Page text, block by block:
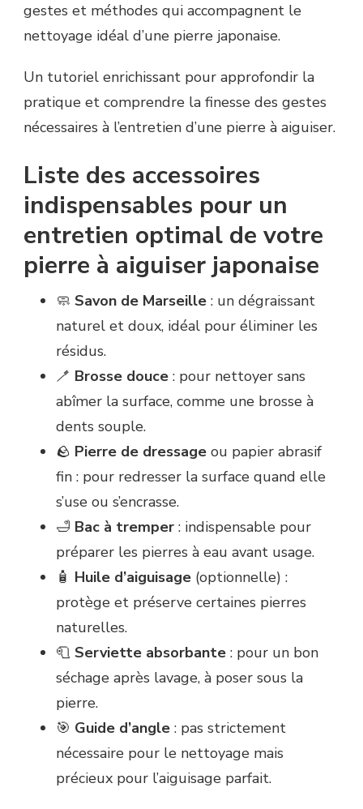
gestes et méthodes qui accompagnent le
nettoyage idéal d’une pierre japonaise.
Un tutoriel enrichissant pour approfondir la
pratique et comprendre la finesse des gestes
nécessaires à l’entretien d’une pierre à aiguiser.
Liste des accessoires
indispensables pour un
entretien optimal de votre
pierre à aiguiser japonaise
🧼 Savon de Marseille : un dégraissant
naturel et doux, idéal pour éliminer les
résidus.
🪥 Brosse douce : pour nettoyer sans
abîmer la surface, comme une brosse à
dents souple.
🪨 Pierre de dressage ou papier abrasif
fin : pour redresser la surface quand elle
s’use ou s’encrasse.
🛁 Bac à tremper : indispensable pour
préparer les pierres à eau avant usage.
🧴 Huile d’aiguisage (optionnelle) :
protège et préserve certaines pierres
naturelles.
🧻 Serviette absorbante : pour un bon
séchage après lavage, à poser sous la
pierre.
🎯 Guide d’angle : pas strictement
nécessaire pour le nettoyage mais
précieux pour l’aiguisage parfait.